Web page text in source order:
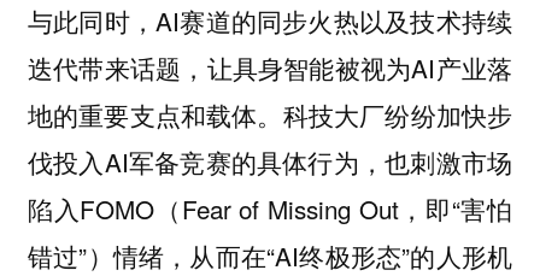
与此同时，AI赛道的同步火热以及技术持续
迭代带来话题，让具身智能被视为AI产业落
地的重要支点和载体。科技大厂纷纷加快步
伐投入AI军备竞赛的具体行为，也刺激市场
陷入FOMO（Fear of Missing Out，即“害怕
错过”）情绪，从而在“AI终极形态”的人形机